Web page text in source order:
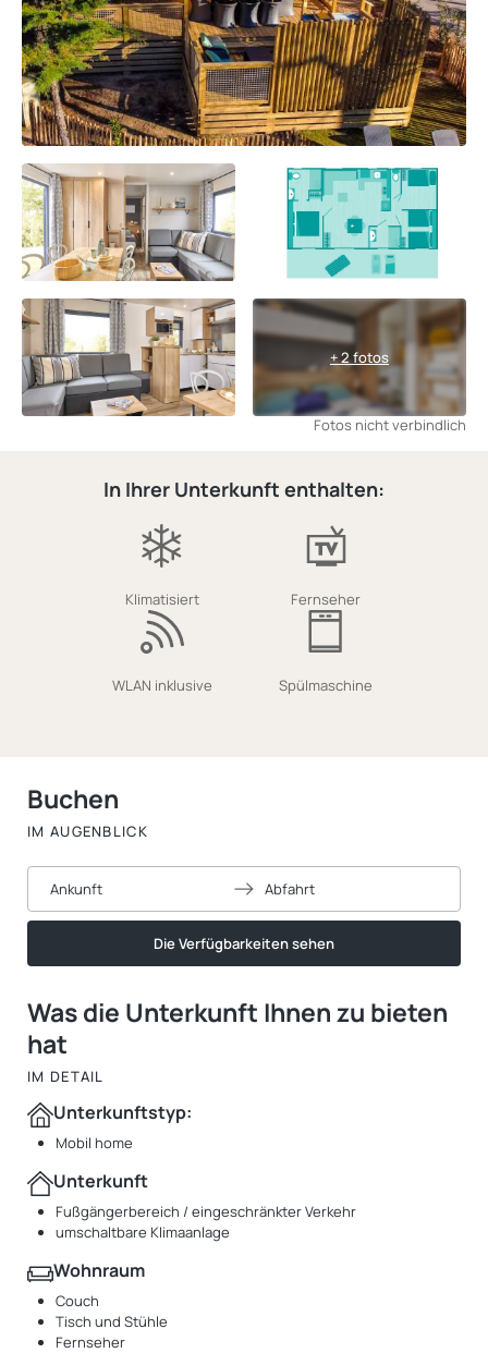
+ 2 fotos
Fotos nicht verbindlich
In Ihrer Unterkunft enthalten:
Klimatisiert Fernseher
WLAN inklusive Spülmaschine
Was die Unterkunft Ihnen zu bieten
hat
IM DETAIL
Unterkunftstyp:
Mobil home
Unterkunft
Fußgängerbereich / eingeschränkter Verkehr
umschaltbare Klimaanlage
Wohnraum
Couch
Tisch und Stühle
Fernseher
Buchen
IM AUGENBLICK
Ankunft Abfahrt
Die Verfügbarkeiten sehen